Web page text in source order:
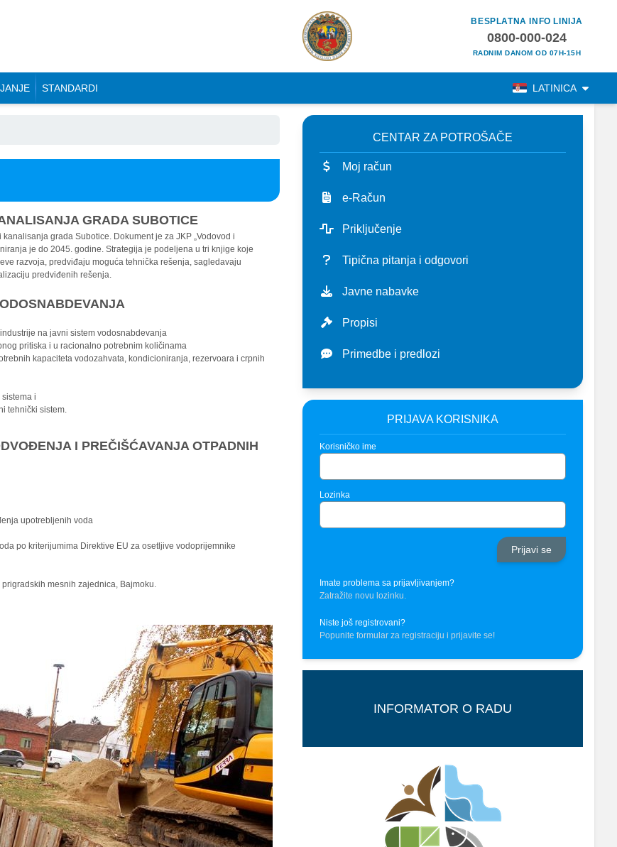
BESPLATNA INFO LINIJA
0800-000-024
RADNIM DANOM OD 07H-15H
STANDARDI LATINICA
GRADA SUBOTICE
grada Subotice. Dokument je za JKP „Vodovod i
je do 2045. godine. Strategija je podeljena u tri knjige koje
razvoja, predviđaju moguća tehnička rešenja, sagledavaju
predviđenih rešenja.
na javni sistem vodosnabdevanja
pritiska i u racionalno potrebnim količinama
kapaciteta vodozahvata, kondicioniranja, rezervoara i crpnih
i
tehnički sistem.
I PREČIŠĆAVANJA OTPADNIH
upotrebljenih voda
po kriterijumima Direktive EU za osetljive vodoprijemnike
mesnih zajednica, Bajmoku.
CENTAR ZA POTROŠAČE
Moj račun
e-Račun
Priključenje
Tipična pitanja i odgovori
Javne nabavke
Propisi
Primedbe i predlozi
PRIJAVA KORISNIKA
Korisničko ime
Lozinka
Imate problema sa prijavljivanjem?
Zatražite novu lozinku.
Niste još registrovani?
Popunite formular za registraciju i prijavite se!
INFORMATOR O RADU